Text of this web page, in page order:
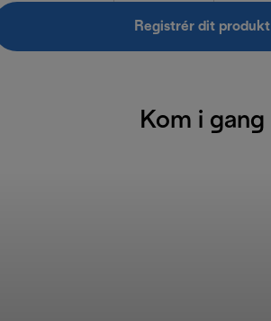
Registrér dit produkt
Kom i gang